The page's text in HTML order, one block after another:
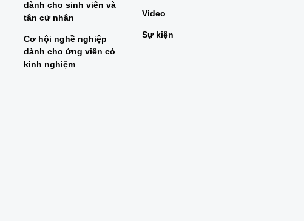
dành cho sinh viên và
tân cử nhân
Cơ hội nghề nghiệp
dành cho ứng viên có
kinh nghiệm
Video
Sự kiện